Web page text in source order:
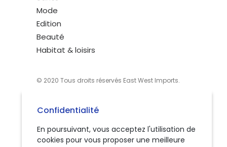
Mode
Edition
Beauté
Habitat & loisirs
© 2020 Tous droits réservés East West Imports.
Engagement d’une durée de 63 mois, sous
financier.
Confidentialité
En poursuivant, vous acceptez l'utilisation de
cookies pour vous proposer une meilleure